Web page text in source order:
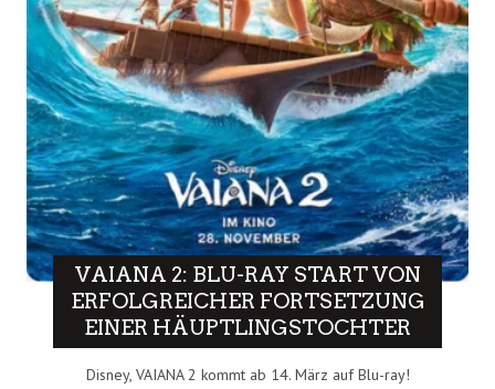
VAIANA 2: BLU-RAY START VON
ERFOLGREICHER FORTSETZUNG
EINER HÄUPTLINGSTOCHTER
Disney, VAIANA 2 kommt ab 14. März auf Blu-ray!